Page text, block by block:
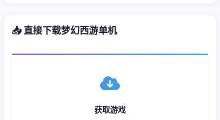
📥 直接下载梦幻西游单机
获取游戏